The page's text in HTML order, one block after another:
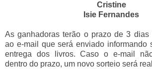
Cristine
Isie Fernandes
As ganhadoras terão o prazo de 3 dias
ao e-mail que será enviado informando
entrega dos livros. Caso o e-mail
dentro do prazo, um novo sorteio será